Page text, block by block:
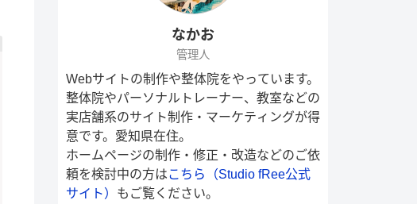
なかお
管理人
Webサイトの制作や整体院をやっています。
整体院やパーソナルトレーナー、教室などの
実店舗系のサイト制作・マーケティングが得
意です。愛知県在住。
ホームページの制作・修正・改造などのご依
頼を検討中の方はこちら（Studio fRee公式
サイト） もご覧ください。